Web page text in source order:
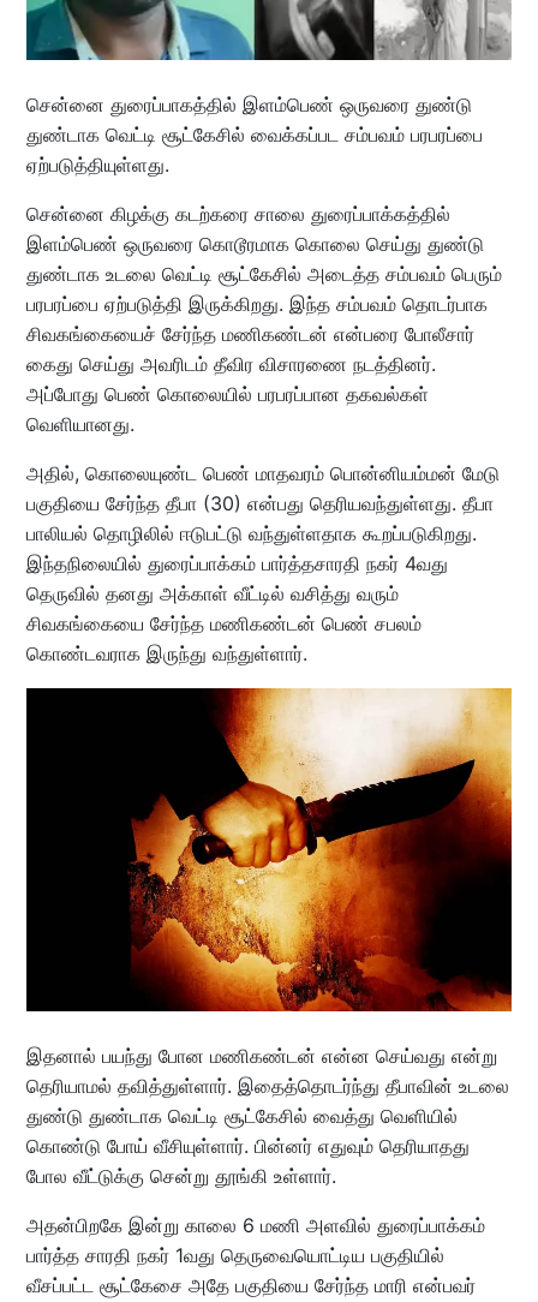
சென்னை துரைப்பாகத்தில் இளம்பெண் ஒருவரை துண்டு
துண்டாக வெட்டி சூட்கேசில் வைக்கப்பட சம்பவம் பரபரப்பை
ஏற்படுத்தியுள்ளது.
சென்னை கிழக்கு கடற்கரை சாலை துரைப்பாக்கத்தில்
இளம்பெண் ஒருவரை கொடூரமாக கொலை செய்து துண்டு
துண்டாக உடலை வெட்டி சூட்கேசில் அடைத்த சம்பவம் பெரும்
பரபரப்பை ஏற்படுத்தி இருக்கிறது. இந்த சம்பவம் தொடர்பாக
சிவகங்கையைச் சேர்ந்த மணிகண்டன் என்பரை போலீசார்
கைது செய்து அவரிடம் தீவிர விசாரணை நடத்தினர்.
அப்போது பெண் கொலையில் பரபரப்பான தகவல்கள்
வெளியானது.
அதில், கொலையுண்ட பெண் மாதவரம் பொன்னியம்மன் மேடு
பகுதியை சேர்ந்த தீபா (30) என்பது தெரியவந்துள்ளது. தீபா
பாலியல் தொழிலில் ஈடுபட்டு வந்துள்ளதாக கூறப்படுகிறது.
இந்தநிலையில் துரைப்பாக்கம் பார்த்தசாரதி நகர் 4வது
தெருவில் தனது அக்காள் வீட்டில் வசித்து வரும்
சிவகங்கையை சேர்ந்த மணிகண்டன் பெண் சபலம்
கொண்டவராக இருந்து வந்துள்ளார்.
இதனால் பயந்து போன மணிகண்டன் என்ன செய்வது என்று
தெரியாமல் தவித்துள்ளார். இதைத்தொடர்ந்து தீபாவின் உடலை
துண்டு துண்டாக வெட்டி சூட்கேசில் வைத்து வெளியில்
கொண்டு போய் வீசியுள்ளார். பின்னர் எதுவும் தெரியாதது
போல வீட்டுக்கு சென்று தூங்கி உள்ளார்.
அதன்பிறகே இன்று காலை 6 மணி அளவில் துரைப்பாக்கம்
பார்த்த சாரதி நகர் 1வது தெருவையொட்டிய பகுதியில்
வீசப்பட்ட சூட்கேசை அதே பகுதியை சேர்ந்த மாரி என்பவர்